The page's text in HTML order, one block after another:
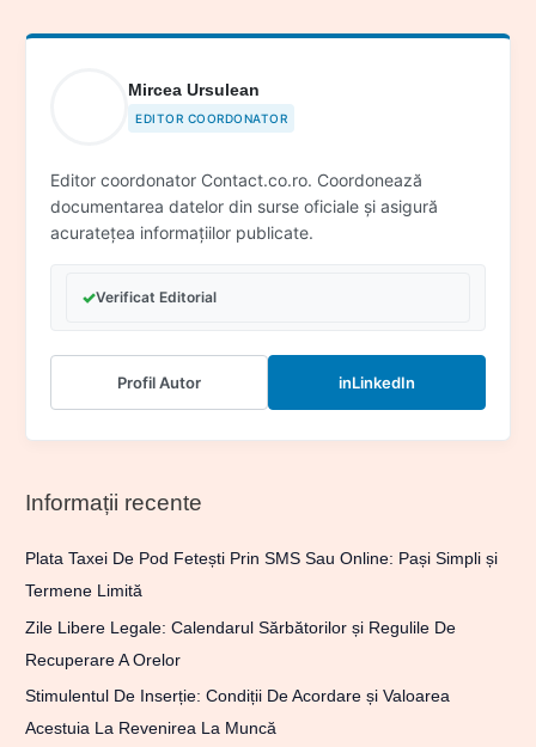
Mircea Ursulean
EDITOR COORDONATOR
Editor coordonator Contact.co.ro. Coordonează
documentarea datelor din surse oficiale și asigură
acuratețea informațiilor publicate.
✓Verificat Editorial
Profil Autor inLinkedIn
Informații recente
Plata Taxei De Pod Fetești Prin SMS Sau Online: Pași Simpli și
Termene Limită
Zile Libere Legale: Calendarul Sărbătorilor și Regulile De
Recuperare A Orelor
Stimulentul De Inserție: Condiții De Acordare și Valoarea
Acestuia La Revenirea La Muncă